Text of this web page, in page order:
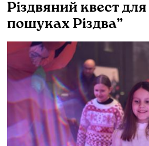
Різдвяний квест для
пошуках Різдва”